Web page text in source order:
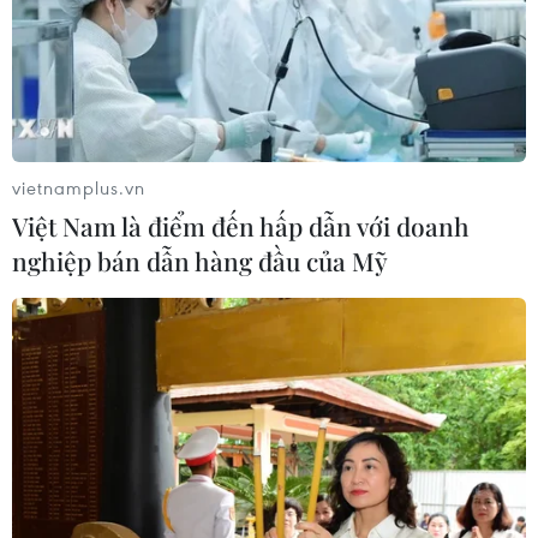
Theo dõi VietnamPlus
TIN LIÊN QUAN
vietnamplus.vn
Việt Nam là điểm đến hấp dẫn với doanh
nghiệp bán dẫn hàng đầu của Mỹ